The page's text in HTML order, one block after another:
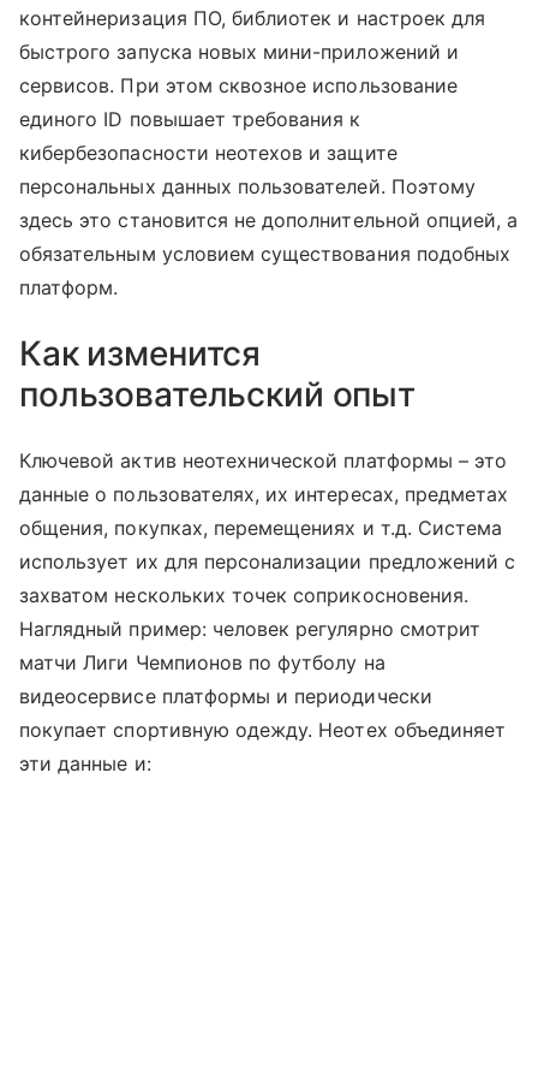
контейнеризация ПО, библиотек и настроек для
быстрого запуска новых мини-приложений и
сервисов. При этом сквозное использование
единого ID повышает требования к
кибербезопасности неотехов и защите
персональных данных пользователей. Поэтому
здесь это становится не дополнительной опцией, а
обязательным условием существования подобных
платформ.
Как изменится
пользовательский опыт
Ключевой актив неотехнической платформы – это
данные о пользователях, их интересах, предметах
общения, покупках, перемещениях и т.д. Система
использует их для персонализации предложений с
захватом нескольких точек соприкосновения.
Наглядный пример: человек регулярно смотрит
матчи Лиги Чемпионов по футболу на
видеосервисе платформы и периодически
покупает спортивную одежду. Неотех объединяет
эти данные и: